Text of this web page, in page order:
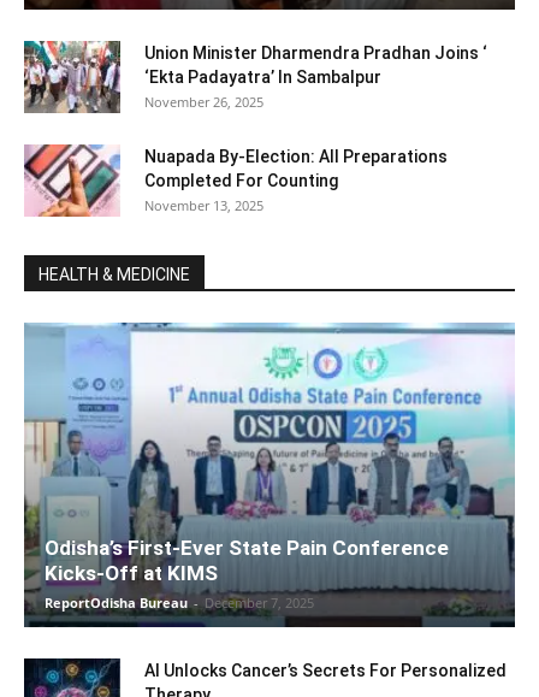
Union Minister Dharmendra Pradhan Joins ‘
‘Ekta Padayatra’ In Sambalpur
November 26, 2025
Nuapada By-Election: All Preparations
Completed For Counting
November 13, 2025
HEALTH & MEDICINE
Odisha’s First-Ever State Pain Conference
Kicks-Off at KIMS
ReportOdisha Bureau - December 7, 2025
AI Unlocks Cancer’s Secrets For Personalized